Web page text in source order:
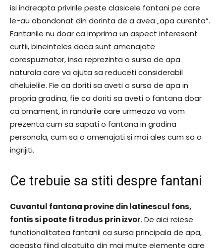
isi indreapta privirile peste clasicele fantani pe care
le-au abandonat din dorinta de a avea „apa curenta”.
Fantanile nu doar ca imprima un aspect interesant
curtii, bineinteles daca sunt amenajate
corespuznator, insa reprezinta o sursa de apa
naturala care va ajuta sa reduceti considerabil
cheluielile. Fie ca doriti sa aveti o sursa de apa in
propria gradina, fie ca doriti sa aveti o fantana doar
ca ornament, in randurile care urmeaza va vom
prezenta cum sa sapati o fantana in gradina
personala, cum sa o amenajati si mai ales cum sa o
ingrijiti.
Ce trebuie sa stiti despre fantani
Cuvantul fantana provine din latinescul fons,
fontis si poate fi tradus prin izvor. De aici reiese
functionalitatea fantanii ca sursa principala de apa,
aceasta fiind alcatuita din mai multe elemente care